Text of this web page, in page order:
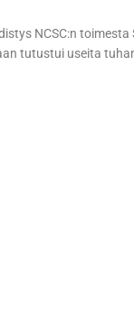
NCSC:n toimesta
tutustui useita